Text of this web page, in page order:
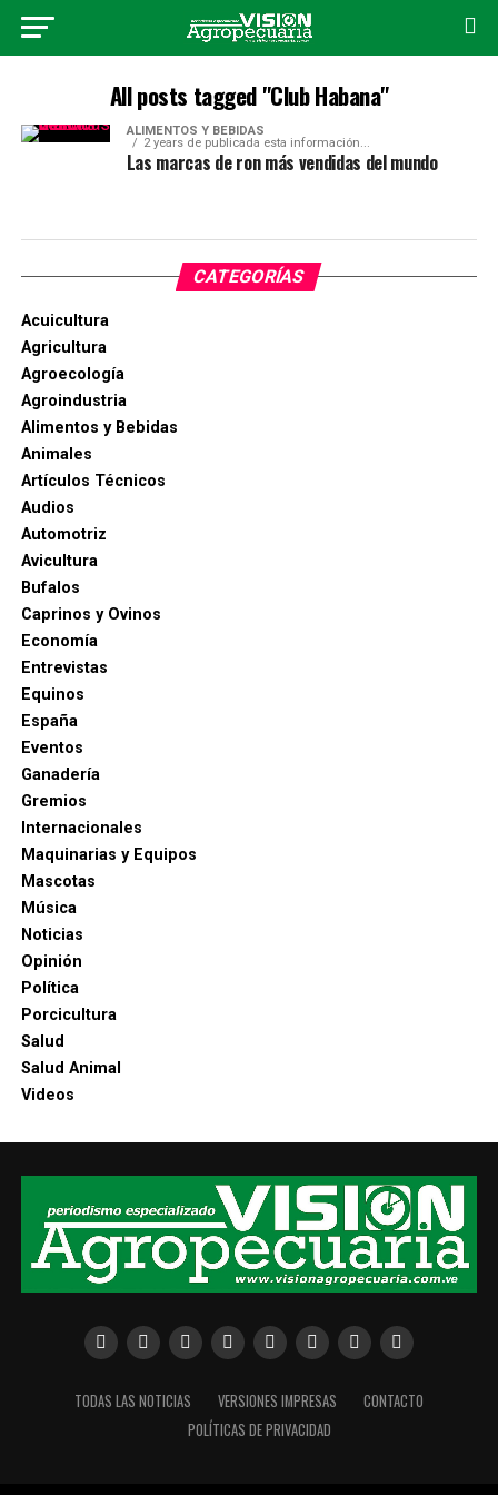
All posts tagged "Club Habana"
ALIMENTOS Y BEBIDAS
2 years de publicada esta información...
Las marcas de ron más vendidas del mundo
CATEGORÍAS
Acuicultura
Agricultura
Agroecología
Agroindustria
Alimentos y Bebidas
Animales
Artículos Técnicos
Audios
Automotriz
Avicultura
Bufalos
Caprinos y Ovinos
Economía
Entrevistas
Equinos
España
Eventos
Ganadería
Gremios
Internacionales
Maquinarias y Equipos
Mascotas
Música
Noticias
Opinión
Política
Porcicultura
Salud
Salud Animal
Videos
TODAS LAS NOTICIAS VERSIONES IMPRESAS
CONTACTO
POLÍTICAS DE PRIVACIDAD